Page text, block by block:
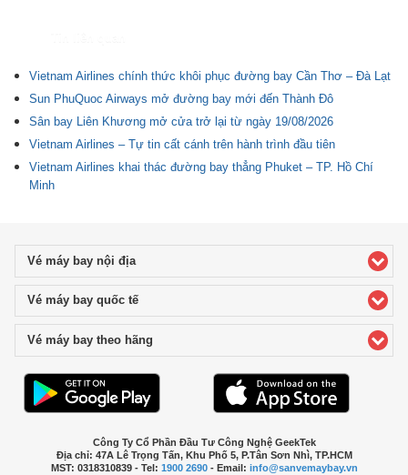
Vietnam Airlines chính thức khôi phục đường bay Cần Thơ – Đà Lạt
Sun PhuQuoc Airways mở đường bay mới đến Thành Đô
Sân bay Liên Khương mở cửa trở lại từ ngày 19/08/2026
Vietnam Airlines – Tự tin cất cánh trên hành trình đầu tiên
Vietnam Airlines khai thác đường bay thẳng Phuket – TP. Hồ Chí
Minh
Vé máy bay nội địaclick to expand contents
Vé máy bay quốc tếclick to expand contents
Vé máy bay theo hãng
Công Ty Cổ Phần Đầu Tư Công Nghệ GeekTek
Địa chỉ: 47A Lê Trọng Tấn, Khu Phố 5, P.Tân Sơn Nhì, TP.HCM
MST: 0318310839 - Tel: 1900 2690- Email: info@sanvemaybay.vn